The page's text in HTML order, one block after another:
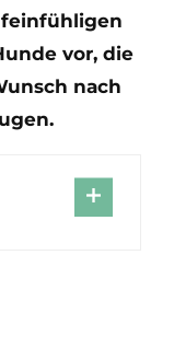
vor, die
nach